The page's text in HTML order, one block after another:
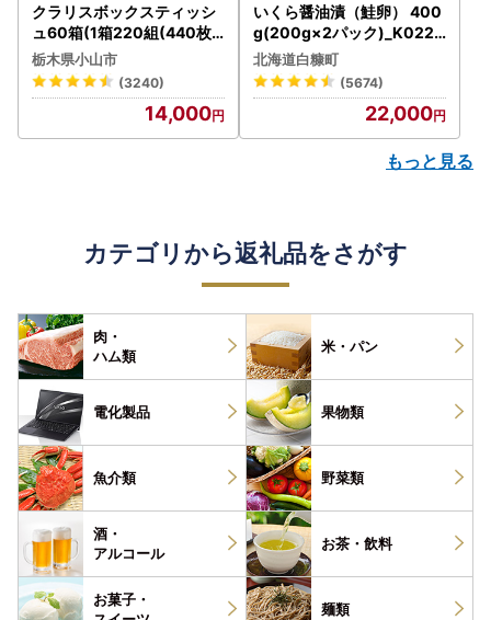
クラリスボックスティッシ
ュ60箱(1箱220組(440枚))
(5個入り×12セット)【配送
不可地域：離島・沖縄県】
【1256759】
栃木県小山市
(3240)
14,000
いくら醤油漬（鮭卵） 400
g(200g×2パック)_K022-
1676
北海道白糠町
(5674)
22,000
もっと見る
カテゴリから返礼品をさがす
肉・
ハム類
米・パン
電化製品 果物類
魚介類 野菜類
酒・
アルコール
お茶・ 飲料
お菓子・
麺類